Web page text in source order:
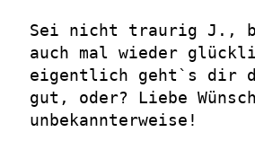
Sei nicht traurig J.,
auch mal wieder
eigentlich geht`s dir
gut, oder? Liebe
unbekannterweise!